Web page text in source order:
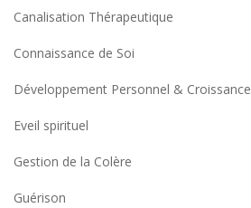
Canalisation Thérapeutique
Connaissance de Soi
Développement Personnel & Croissance
Eveil spirituel
Gestion de la Colère
Guérison